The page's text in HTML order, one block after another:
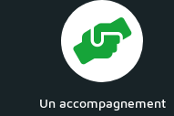
Un accompagnement